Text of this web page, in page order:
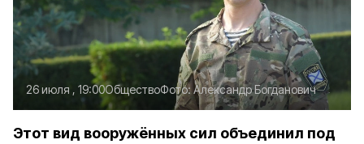
26 июля , 19:00ОбществоФото: Александр Богданович
Этот вид вооружённых сил объединил под